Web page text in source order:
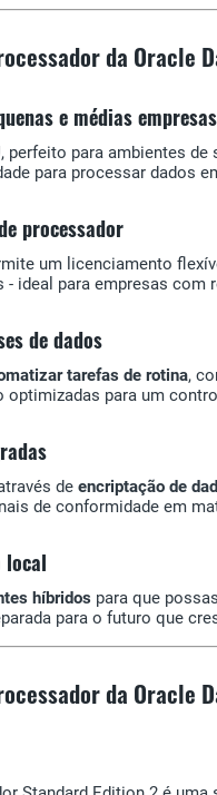
da Oracle
e médias empresas
, perfeito para ambientes de
para processar dados
processador
um licenciamento
ideal para empresas com
de dados
tarefas de rotina,
optimizadas para um
de encriptação de
de conformidade em
local
híbridos para que
para o futuro que
da Oracle